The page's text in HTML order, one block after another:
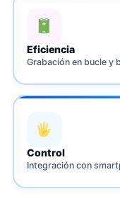
Eficiencia
Grabación en bucle y
Control
Integración con